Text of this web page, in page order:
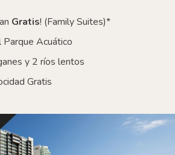
Gratis! (Family Suites)*
Parque Acuático
y 2 ríos lentos
Gratis